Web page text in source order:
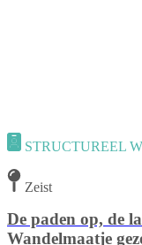
STRUCTUREEL
Zeist
De paden op, de
Wandelmaatje